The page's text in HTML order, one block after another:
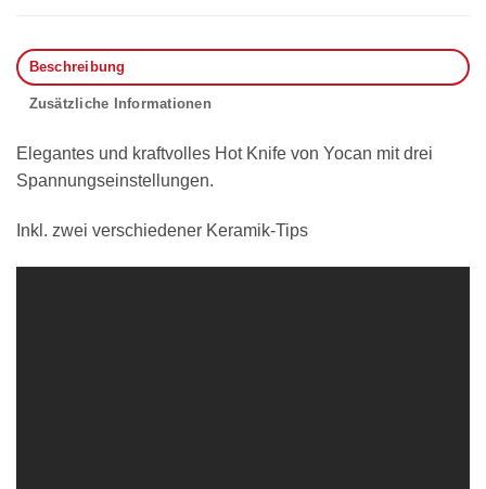
Beschreibung
Zusätzliche Informationen
Elegantes und kraftvolles Hot Knife von Yocan mit drei
Spannungseinstellungen.
Inkl. zwei verschiedener Keramik-Tips